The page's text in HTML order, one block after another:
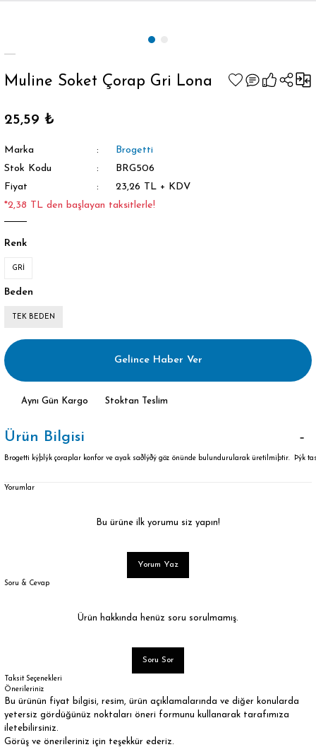
Muline Soket Çorap Gri Lona
25,59 ₺
Marka
Brogetti
Stok Kodu
BRG506
Fiyat
23,26 TL + KDV
*2,38 TL den başlayan taksitlerle!
Renk
GRİ
Beden
TEK BEDEN
Gelince Haber Ver
Aynı Gün Kargo Stoktan Teslim
Ürün Bilgisi
Brogetti kýþlýk çoraplar konfor ve ayak saðlýðý göz önünde bulundurularak üretilmiþtir. Þýk
Yorumlar
Bu ürüne ilk yorumu siz yapın!
Yorum Yaz
Soru & Cevap
Ürün hakkında henüz soru sorulmamış.
Soru Sor
Taksit Seçenekleri
Önerileriniz
Bu ürünün fiyat bilgisi, resim, ürün açıklamalarında ve diğer konularda
yetersiz gördüğünüz noktaları öneri formunu kullanarak tarafımıza
iletebilirsiniz.
Görüş ve önerileriniz için teşekkür ederiz.